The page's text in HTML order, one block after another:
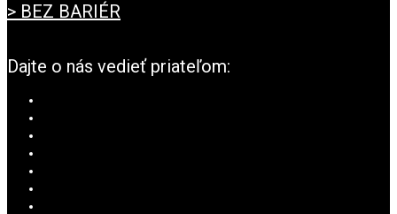
> BEZ BARIÉR
Dajte o nás vedieť priateľom: